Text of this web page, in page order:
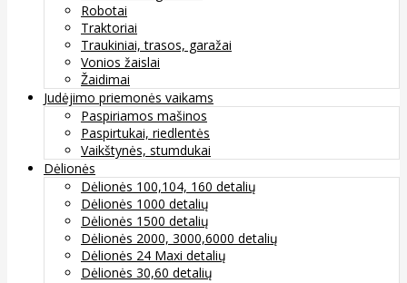
Robotai
Traktoriai
Traukiniai, trasos, garažai
Vonios žaislai
Žaidimai
Judėjimo priemonės vaikams
Paspiriamos mašinos
Paspirtukai, riedlentės
Vaikštynės, stumdukai
Dėlionės
Dėlionės 100,104, 160 detalių
Dėlionės 1000 detalių
Dėlionės 1500 detalių
Dėlionės 2000, 3000,6000 detalių
Dėlionės 24 Maxi detalių
Dėlionės 30,60 detalių